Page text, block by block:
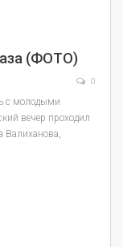
(ФОТО)
0
с молодыми
вечер проходил
Валиханова,